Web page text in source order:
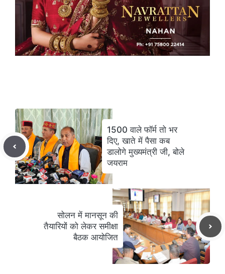
1500 वाले फॉर्म तो भर
दिए, खाते में पैसा कब
डालोगे मुख्यमंत्री जी, बोले
जयराम
सोलन में मानसून की
तैयारियों को लेकर समीक्षा
बैठक आयोजित